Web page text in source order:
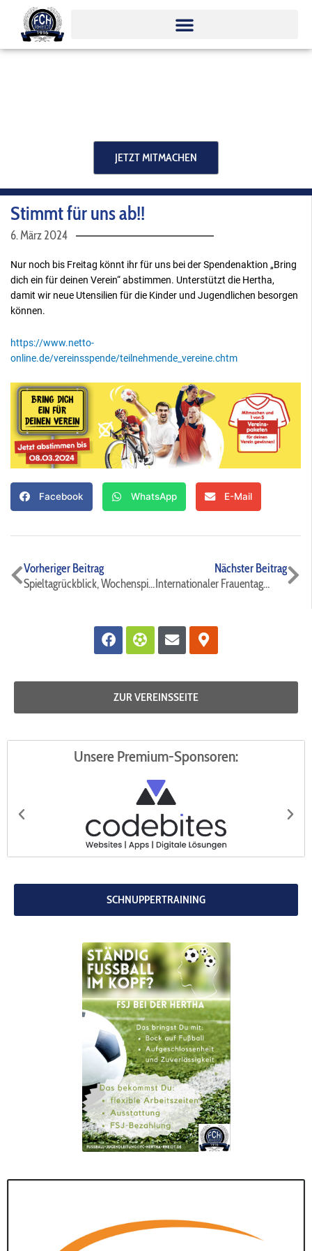
Inhalt
springen
JETZT MITMACHEN
Stimmt für uns ab!!
6. März 2024
Nur noch bis Freitag könnt ihr für uns bei der Spendenaktion „Bring
dich ein für deinen Verein“ abstimmen. Unterstützt die Hertha,
damit wir neue Utensilien für die Kinder und Jugendlichen besorgen
können.
https://www.netto-
online.de/vereinsspende/teilnehmende_vereine.chtm
Facebook WhatsApp E-Mail
Zurück
Vorheriger Beitrag
Spieltagrückblick, Wochenspieltage und Vorschau⚫️🔵⚽️
Nächster Beitrag
Internationaler Frauentag👩‍🦱👩🏽‍🦰👱🏾‍♀️👱🏿
Facebook
FutbolEnvelope
Map-
marker-
alt
ZUR VEREINSSEITE
Unsere Premium-Sponsoren:
SCHNUPPERTRAINING